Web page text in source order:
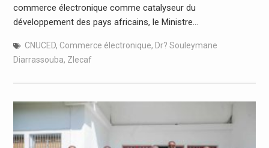
commerce électronique comme catalyseur du
développement des pays africains, le Ministre…
CNUCED, Commerce électronique, Dr? Souleymane
Diarrassouba, Zlecaf